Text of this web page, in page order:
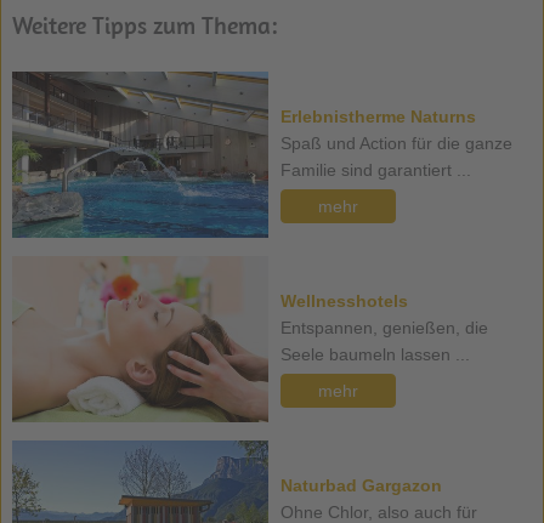
Weitere Tipps zum Thema:
Erlebnistherme Naturns
Spaß und Action für die ganze
Familie sind garantiert ...
mehr
Wellnesshotels
Entspannen, genießen, die
Seele baumeln lassen ...
mehr
Naturbad Gargazon
Ohne Chlor, also auch für